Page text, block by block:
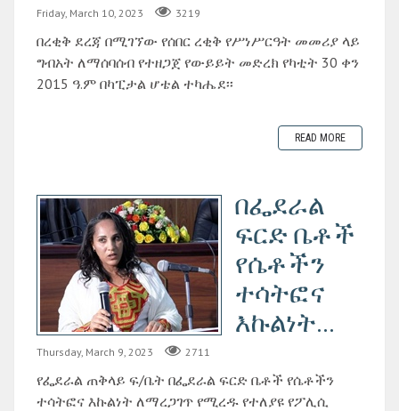
Friday, March 10, 2023 3219
በረቂቅ ደረጃ በሚገኘው የሰበር ረቂቅ የሥነሥርዓት መመሪያ ላይ
ግብአት ለማሰባሰብ የተዘጋጀ የውይይት መድረክ የካቲት 30 ቀን
2015 ዓ.ም በካፒታል ሆቴል ተካሔደ፡፡
READ MORE
በፌደራል
ፍርድ ቤቶች
የሴቶችን
ተሳትፎና
እኩልነት...
Thursday, March 9, 2023 2711
የፌደራል ጠቅላይ ፍ/ቤት በፌደራል ፍርድ ቤቶች የሴቶችን
ተሳትፎና እኩልነት ለማረጋገጥ የሚረዱ የተለያዩ የፖሊሲ